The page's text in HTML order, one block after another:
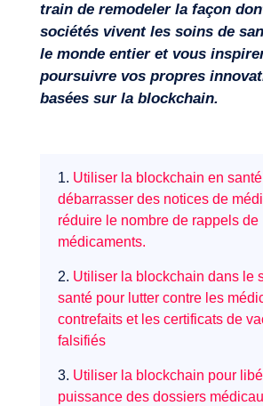
train de remodeler la façon
sociétés vivent les soins de
le monde entier et vous
poursuivre vos propres
basées sur la blockchain.
1. Utiliser la blockchain en
débarrasser des notices de
réduire le nombre de rappels de
médicaments.
2. Utiliser la blockchain dans le
santé pour lutter contre les
contrefaits et les certificats de
falsifiés
3. Utiliser la blockchain pour
puissance des dossiers